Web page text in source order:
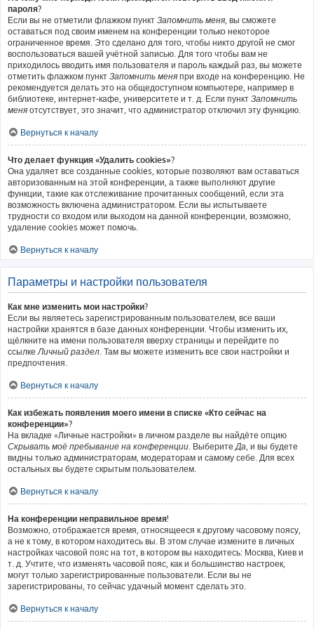
пароля?
Если вы не отметили флажком пункт Запомнить меня, вы сможете
оставаться под своим именем на конференции только некоторое
ограниченное время. Это сделано для того, чтобы никто другой не смог
воспользоваться вашей учётной записью. Для того чтобы вам не
приходилось вводить имя пользователя и пароль каждый раз, вы можете
отметить флажком пункт Запомнить меня при входе на конференцию. Не
рекомендуется делать это на общедоступном компьютере, например в
библиотеке, интернет-кафе, университете и т. д. Если пункт Запомнить
меня отсутствует, это значит, что администратор отключил эту функцию.
Вернуться к началу
Что делает функция «Удалить cookies»?
Она удаляет все созданные cookies, которые позволяют вам оставаться
авторизованным на этой конференции, а также выполняют другие
функции, такие как отслеживание прочитанных сообщений, если эта
возможность включена администратором. Если вы испытываете
трудности со входом или выходом на данной конференции, возможно,
удаление cookies может помочь.
Вернуться к началу
Параметры и настройки пользователя
Как мне изменить мои настройки?
Если вы являетесь зарегистрированным пользователем, все ваши
настройки хранятся в базе данных конференции. Чтобы изменить их,
щёлкните на имени пользователя вверху страницы и перейдите по
ссылкеЛичный раздел. Там вы можете изменить все свои настройки и
предпочтения.
Вернуться к началу
Как избежать появления моего имени в списке «Кто сейчас на
конференции»?
На вкладке «Личные настройки» в личном разделе вы найдёте опцию
Скрывать моё пребывание на конференции. ВыберитеДа, и вы будете
видны только администраторам, модераторам и самому себе. Для всех
остальных вы будете скрытым пользователем.
Вернуться к началу
На конференции неправильное время!
Возможно, отображается время, относящееся к другому часовому поясу,
а не к тому, в котором находитесь вы. В этом случае измените в личных
настройках часовой пояс на тот, в котором вы находитесь: Москва, Киев и
т. д. Учтите, что изменять часовой пояс, как и большинство настроек,
могут только зарегистрированные пользователи. Если вы не
зарегистрированы, то сейчас удачный момент сделать это.
Вернуться к началу